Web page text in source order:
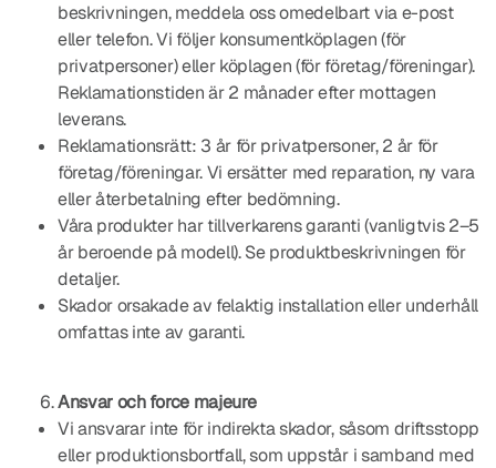
beskrivningen, meddela oss omedelbart via e-post
eller telefon. Vi följer konsumentköplagen (för
privatpersoner) eller köplagen (för företag/föreningar).
Reklamationstiden är 2 månader efter mottagen
leverans.
Reklamationsrätt: 3 år för privatpersoner, 2 år för
företag/föreningar. Vi ersätter med reparation, ny vara
eller återbetalning efter bedömning.
Våra produkter har tillverkarens garanti (vanligtvis 2–5
år beroende på modell). Se produktbeskrivningen för
detaljer.
Skador orsakade av felaktig installation eller underhåll
omfattas inte av garanti.
Ansvar och force majeure
Vi ansvarar inte för indirekta skador, såsom driftsstopp
eller produktionsbortfall, som uppstår i samband med